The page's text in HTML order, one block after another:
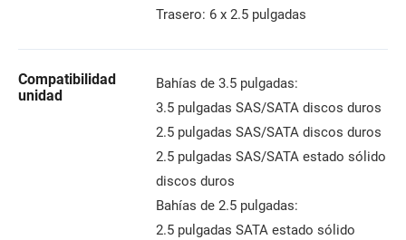
Trasero: 6 x 2.5 pulgadas
Compatibilidad
unidad
Bahías de 3.5 pulgadas:
3.5 pulgadas SAS/SATA discos duros
2.5 pulgadas SAS/SATA discos duros
2.5 pulgadas SAS/SATA estado sólido
discos duros
Bahías de 2.5 pulgadas:
2.5 pulgadas SATA estado sólido